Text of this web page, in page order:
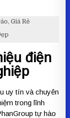
điện
uy tín và chuyên
trong lĩnh
tự hào